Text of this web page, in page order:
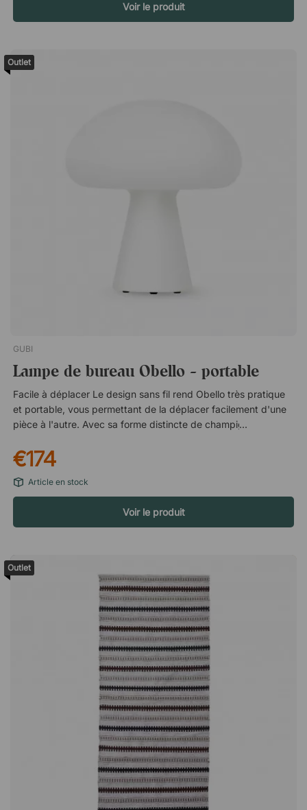
Voir le produit
Outlet
GUBI
Lampe de bureau Obello - portable
Facile à déplacer Le design sans fil rend Obello très pratique
et portable, vous permettant de la déplacer facilement d'une
pièce à l'autre. Avec sa forme distincte de champignon et son
saisir et à transporter. Peut être utilisée à l'extérieur Obello
résiste aux légères intempéries, au sable et à la saleté, ce qui
permet de l'emporter à l'extérieur. Laissez Obello illuminer les
nuits d'été ou utilisez-la comme éclairage pour un dîner sur la
plage, mais veillez toujours à la rentrer à l'intérieur pour le
rangement et la recharge. Dimmable La lampe est équipée de
le chapeau de la lampe, et une LED orientée vers le bas qui
éclaire la base. La source lumineuse orientée vers le bas est
dimmable, vous permettant d'ajuster la lumière de la lampe,
allant de l'intensité d'une bougie individuelle à une pleine
luminosité. Spécifications du variateur : Off Luminosité 10 %
(10 lumens) Luminosité 40 % (50 lumens) Luminosité 100 %
(130 lumens) Autonomie avec batterie pleine : Luminosité 10
% = 40 h Luminosité 40 % = 12 h Luminosité 100 % = 5 h
Veuillez noter que la lampe est fournie avec un chargeur USB
sans adaptateur.Obello est une lampe de bureau portable en
verre soufflé à la bouche, adaptée pour une utilisation en
extérieur et rechargeable via USB. Équipée d'une LED
intégrée dimmable, Obello est idéale pour créer une ambiance
chaleureuse sur un balcon ou dans un jardin. Jusqu'à 40
heures d'éclairage Temps de charge court de 4,5 heures
Résistante aux légères intempéries Verre dépoli pour une
distribution uniforme de la lumière 1 LED orientée vers le haut
€174
Article en stock
Voir le produit
Outlet